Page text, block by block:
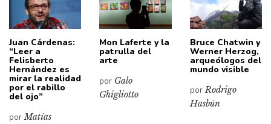
Juan Cárdenas:
“Leer a
Felisberto
Hernández es
mirar la realidad
por el rabillo
del ojo”
porMatías
Mon Laferte y la
patrulla del
arte
por Galo
Ghigliotto
Bruce Chatwin y
Werner Herzog,
arqueólogos del
mundo visible
porRodrigo
Hasbún